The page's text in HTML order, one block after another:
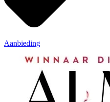
Aanbieding